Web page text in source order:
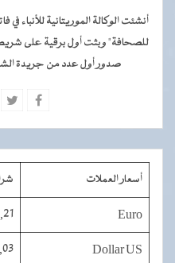
للصحافة" وبثت أول برقية على
صدور أول عدد من جريدة
أسعار العملات
Euro
Dollar US